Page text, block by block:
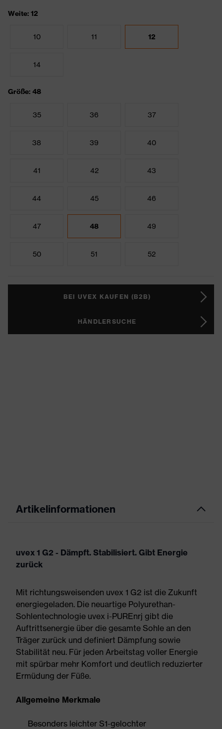
Weite: 12
10 11 12
14
Größe: 48
35 36 37
38 39 40
41 42 43
44 45 46
47 48 49
50 51 52
BEI UVEX KAUFEN (B2B)
HÄNDLERSUCHE
Artikelinformationen
uvex 1 G2 - Dämpft. Stabilisiert. Gibt Energie
zurück
Mit richtungsweisenden uvex 1 G2 ist die Zukunft
energiegeladen. Die neuartige Polyurethan-
Sohlentechnologie uvex i-PUREnrj gibt die
Auftrittsenergie über die gesamte Sohle an den
Träger zurück und definiert Dämpfung sowie
Stabilität neu. Für jeden Arbeitstag voller Energie
mit spürbar mehr Komfort und deutlich reduzierter
Ermüdung der Füße.
Allgemeine Merkmale
Besonders leichter S1-gelochter